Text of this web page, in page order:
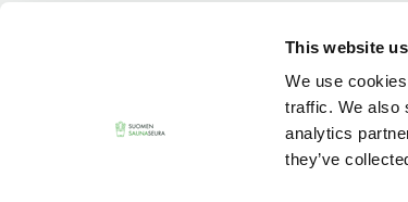
This website
We use
traffic. We also
analytics
they’ve